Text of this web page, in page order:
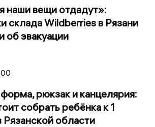
наши вещи отдадут»:
склада Wildberries в Рязани
об эвакуации
рюкзак и канцелярия:
собрать ребёнка к 1
Рязанской области